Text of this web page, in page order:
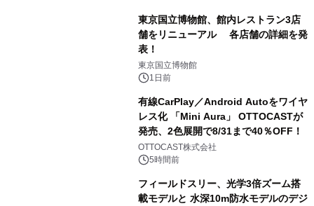
東京国立博物館、館内レストラン3店
舗をリニューアル 各店舗の詳細を発
表！
東京国立博物館
1日前
有線CarPlay／Android Autoをワイヤ
レス化 「Mini Aura」 OTTOCASTが
発売、2色展開で8/31まで40％OFF！
OTTOCAST株式会社
5時間前
フィールドスリー、光学3倍ズーム搭
載モデルと 水深10m防水モデルのデジ